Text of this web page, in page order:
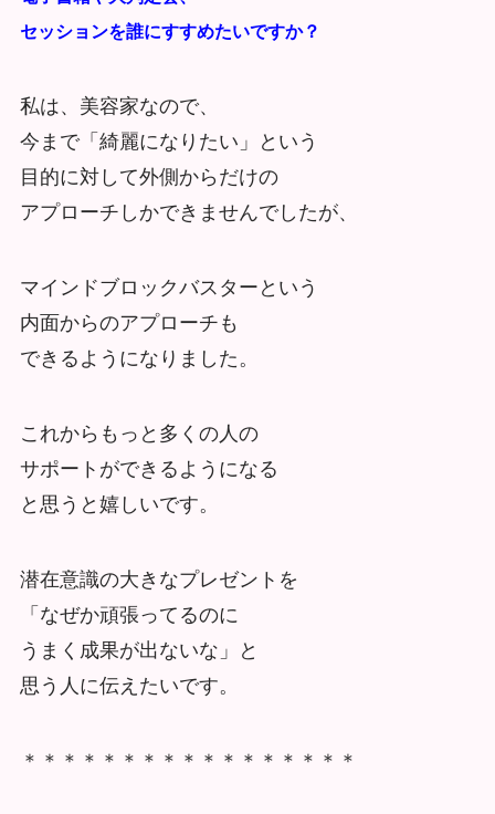
セッションを誰にすすめたいですか？
私は、美容家なので、
今まで「綺麗になりたい」という
目的に対して外側からだけの
アプローチしかできませんでしたが、
マインドブロックバスターという
内面からのアプローチも
できるようになりました。
これからもっと多くの人の
サポートができるようになる
と思うと嬉しいです。
潜在意識の大きなプレゼントを
「なぜか頑張ってるのに
うまく成果が出ないな」と
思う人に伝えたいです。
＊＊＊＊＊＊＊＊＊＊＊＊＊＊＊＊＊